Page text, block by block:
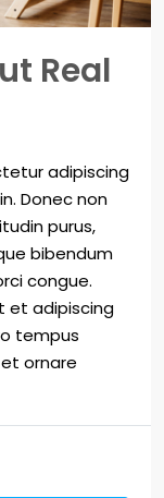
Real
adipiscing
Donec non
purus,
bibendum
congue.
et adipiscing
tempus
ornare